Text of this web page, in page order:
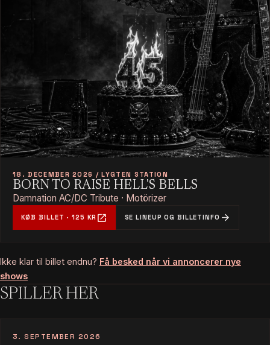
18. DECEMBER 2026 / LYGTEN STATION
BORN TO RAISE HELL'S BELLS
Damnation AC/DC Tribute · Motörizer
KØB BILLET · 125 KR open_in_new SE LINEUP OG BILLETINFO arrow_forward
Ikke klar til billet endnu? Få besked når vi annoncerer nye
shows
SPILLER HER
3. SEPTEMBER 2026